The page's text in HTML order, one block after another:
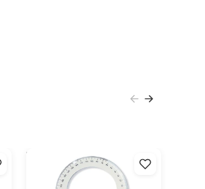
Uhlomer 360/100 KTR